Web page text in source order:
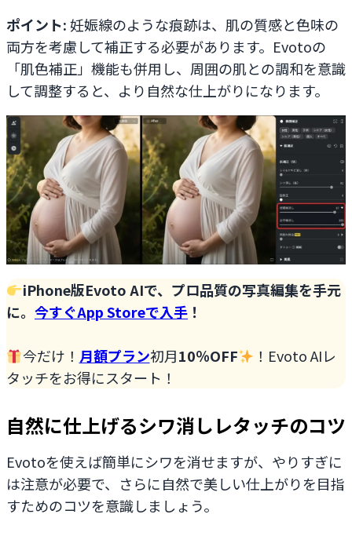
ポイント:妊娠線のような痕跡は、肌の質感と色味の
両方を考慮して補正する必要があります。Evotoの
「肌色補正」機能も併用し、周囲の肌との調和を意識
して調整すると、より自然な仕上がりになります。
iPhone版Evoto AIで、プロ品質の写真編集を手元
に。 今すぐApp Storeで入手 ！
今だけ！ 月額プラン初月10％OFF
！Evoto AIレ
タッチをお得にスタート！
自然に仕上げるシワ消しレタッチのコツ
Evotoを使えば簡単にシワを消せますが、やりすぎに
は注意が必要で、さらに自然で美しい仕上がりを目指
すためのコツを意識しましょう。